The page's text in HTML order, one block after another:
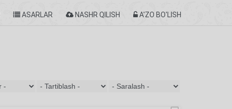
ASARLAR NASHR QILISH A'ZO BO'LISH